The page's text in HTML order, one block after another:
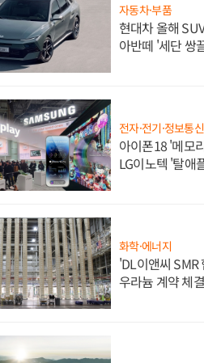
자동차·부품
현대차 올해
아반떼 '세단 쌍
전자·전기·정보통신
아이폰18 '메모
LG이노텍 '탈애
화학·에너지
'DL이앤씨 SMR
우라늄 계약 체결